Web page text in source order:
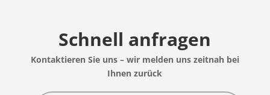
Schnell anfragen
Kontaktieren Sie uns – wir melden uns zeitnah bei
Ihnen zurück